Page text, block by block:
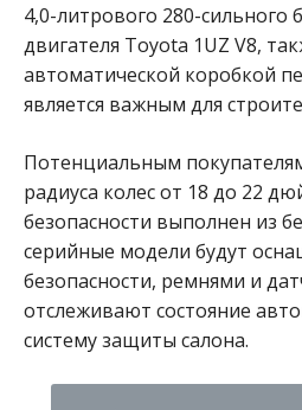
4,0-литрового 280-сильного
двигателя Toyota 1UZ V8,
автоматической коробкой
является важным для
Потенциальным
радиуса колес от 18 до 22
безопасности выполнен из
серийные модели будут
безопасности, ремнями и
отслеживают состояние
систему защиты салона.